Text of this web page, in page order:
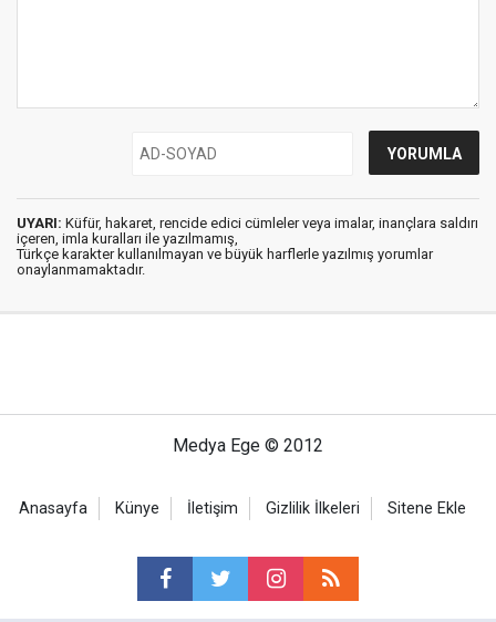
UYARI: Küfür, hakaret, rencide edici cümleler veya imalar, inançlara saldırı
içeren, imla kuralları ile yazılmamış,
Türkçe karakter kullanılmayan ve büyük harflerle yazılmış yorumlar
onaylanmamaktadır.
Medya Ege © 2012
Anasayfa Künye İletişim Gizlilik İlkeleri Sitene Ekle